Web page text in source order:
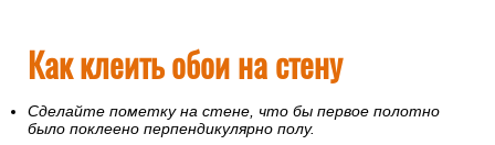
Как клеить обои на стену
Сделайте пометку на стене, что бы первое полотно
было поклеено перпендикулярно полу.